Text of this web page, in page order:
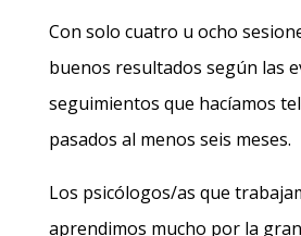
Con solo cuatro u ocho
buenos resultados según las
seguimientos que hacíamos
pasados al menos seis meses.
Los psicólogos/as que
aprendimos mucho por la